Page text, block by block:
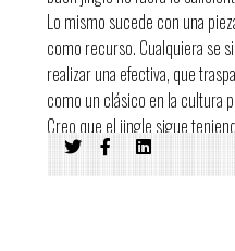
Lo mismo sucede con una
como recurso. Cualquiera se
realizar una efectiva, que
como un clásico en la cultura
Creo que el jingle sigue
responde a la estrategia de
poderoso que logra